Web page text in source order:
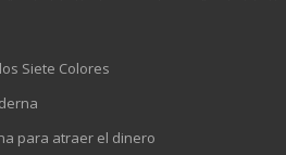
Siete Colores
para atraer el dinero